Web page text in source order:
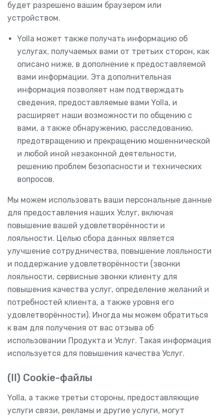
будет разрешено вашим браузером или
устройством.
Yolla может также получать информацию об
услугах, получаемых вами от третьих сторон, как
описано ниже, в дополнение к предоставляемой
вами информации. Эта дополнительная
информация позволяет нам подтверждать
сведения, предоставляемые вами Yolla, и
расширяет наши возможности по общению с
вами, а также обнаружению, расследованию,
предотвращению и прекращению мошеннической
и любой иной незаконной деятельности,
решению проблем безопасности и технических
вопросов.
Мы можем использовать ваши персональные данные
для предоставления наших Услуг, включая
повышение вашей удовлетворённости и
лояльности. Целью сбора данных является
улучшение сотрудничества, повышение лояльности
и поддержание удовлетворённости (звонки
лояльности, сервисные звонки клиенту для
повышения качества услуг, определение желаний и
потребностей клиента, а также уровня его
удовлетворённости). Иногда мы можем обратиться
к вам для получения от вас отзыва об
использовании Продукта и Услуг. Такая информация
используется для повышения качества Услуг.
(II) Cookie-файлы
Yolla, а также третьи стороны, предоставляющие
услуги связи, рекламы и другие услуги, могут